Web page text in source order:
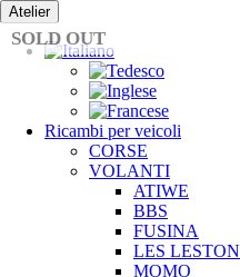
Vai
al
contenuto
Atelier
Ricambi per veicoli
CORSE
VOLANTI
ATIWE
BBS
FUSINA
LES LESTON
MOMO
SOLD OUT